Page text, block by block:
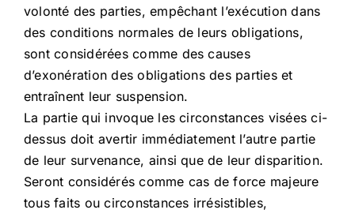
volonté des parties, empêchant l’exécution dans
des conditions normales de leurs obligations,
sont considérées comme des causes
d’exonération des obligations des parties et
entraînent leur suspension.
La partie qui invoque les circonstances visées ci-
dessus doit avertir immédiatement l’autre partie
de leur survenance, ainsi que de leur disparition.
Seront considérés comme cas de force majeure
tous faits ou circonstances irrésistibles,